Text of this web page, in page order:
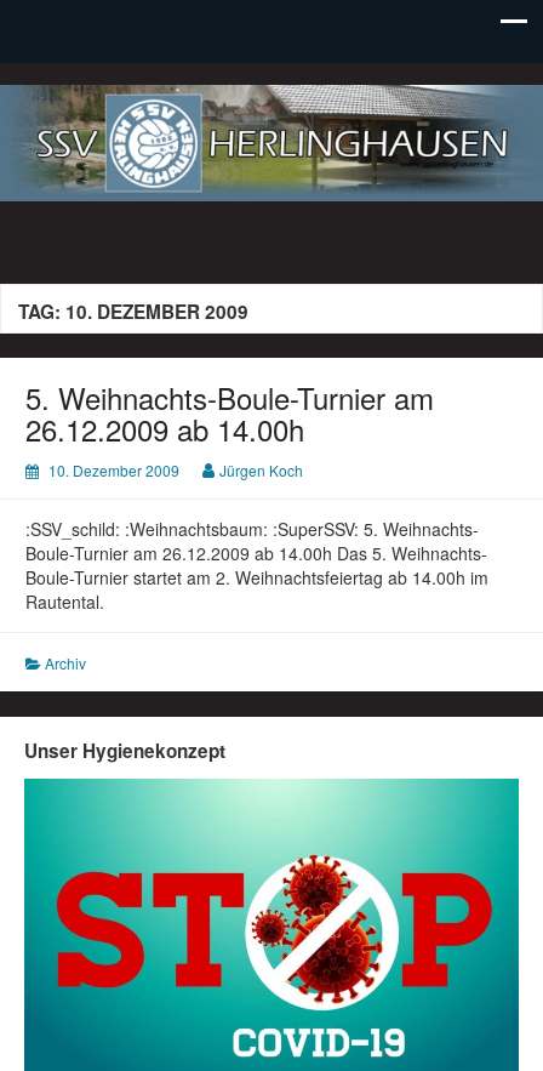
SSV Herlinghausen e. V.
TAG: 10. DEZEMBER 2009
5. Weihnachts-Boule-Turnier am
26.12.2009 ab 14.00h
10. Dezember 2009 Jürgen Koch
:SSV_schild: :Weihnachtsbaum: :SuperSSV: 5. Weihnachts-
Boule-Turnier am 26.12.2009 ab 14.00h Das 5. Weihnachts-
Boule-Turnier startet am 2. Weihnachtsfeiertag ab 14.00h im
Rautental.
Archiv
Unser Hygienekonzept